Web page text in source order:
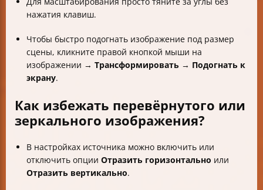
нажатия клавиш.
Чтобы быстро подогнать изображение под размер
сцены, кликните правой кнопкой мыши на
изображении → Трансформировать → Подогнать к
экрану.
Как избежать перевёрнутого или
зеркального изображения?
В настройках источника можно включить или
отключить опции Отразить горизонтально или
Отразить вертикально.